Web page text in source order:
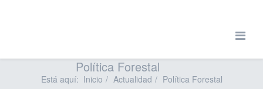
Política Forestal
Está aquí: Inicio Actualidad
Política Forestal